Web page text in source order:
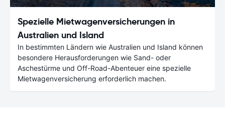
Spezielle Mietwagenversicherungen in
Australien und Island
In bestimmten Ländern wie Australien und Island können
besondere Herausforderungen wie Sand- oder
Aschestürme und Off-Road-Abenteuer eine spezielle
Mietwagenversicherung erforderlich machen.